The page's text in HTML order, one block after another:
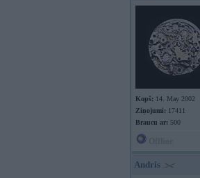
Kopš: 14. May 2002
Ziņojumi: 17411
Braucu ar: 500
Andris